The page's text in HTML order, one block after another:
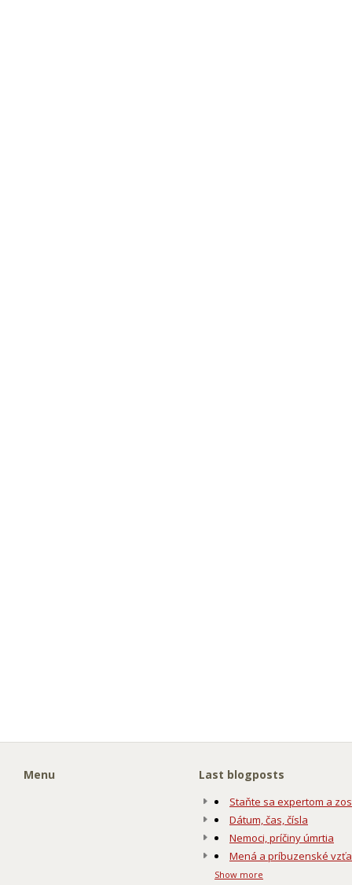
Menu Last blogposts
Staňte sa expertom a
Dátum, čas, čísla
Nemoci, príčiny úmrtia
Mená a príbuzenské
Show more